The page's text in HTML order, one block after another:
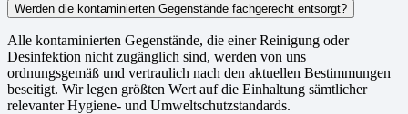
Werden die kontaminierten Gegenstände fachgerecht entsorgt?
Alle kontaminierten Gegenstände, die einer Reinigung oder
Desinfektion nicht zugänglich sind, werden von uns
ordnungsgemäß und vertraulich nach den aktuellen Bestimmungen
beseitigt. Wir legen größten Wert auf die Einhaltung sämtlicher
relevanter Hygiene- und Umweltschutzstandards.